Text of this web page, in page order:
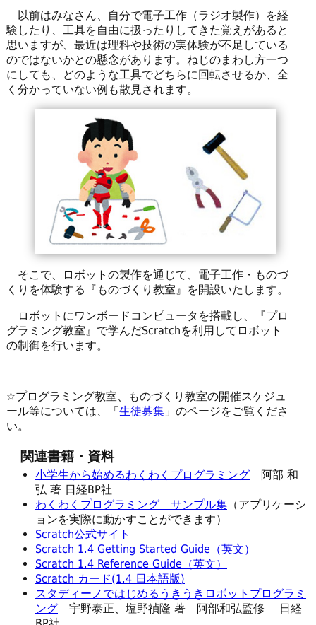
以前はみなさん、自分で電子工作（ラジオ製作）を経
験したり、工具を自由に扱ったりしてきた覚えがあると
思いますが、最近は理科や技術の実体験が不足している
のではないかとの懸念があります。ねじのまわし方一つ
にしても、どのような工具でどちらに回転させるか、全
く分かっていない例も散見されます。
そこで、ロボットの製作を通じて、電子工作・ものづ
くりを体験する『ものづくり教室』を開設いたします。
ロボットにワンボードコンピュータを搭載し、『プロ
グラミング教室』で学んだScratchを利用してロボット
の制御を行います。
☆プログラミング教室、ものづくり教室の開催スケジュ
ール等については、「生徒募集」のページをご覧くださ
い。
関連書籍・資料
小学生から始めるわくわくプログラミング 阿部 和
弘 著 日経BP社
わくわくプログラミング サンプル集 （アプリケーシ
ョンを実際に動かすことができます）
Scratch公式サイト
Scratch 1.4 Getting Started Guide（英文）
Scratch 1.4 Reference Guide（英文）
Scratch カード(1.4 日本語版)
スタディーノではじめるうきうきロボットプログラミ
ング 宇野泰正、塩野禎隆 著 阿部和弘監修 日経